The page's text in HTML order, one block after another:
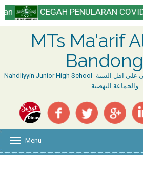
PENULARAN COVID-19
MTs Ma'arif
Nahdliyyin Junior High School- المدرسة الثنوية المنير البندوعى على اهل السنة
والجماعة النهضية
Menu